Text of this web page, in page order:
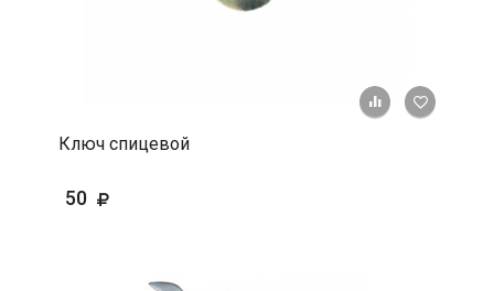
+ К
Ключ спицевой
50